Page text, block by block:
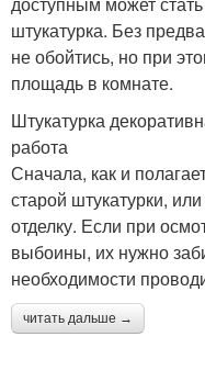
штукатурка. Без
не обойтись, но при
площадь в комнате.
Штукатурка
работа
Сначала, как и
старой штукатурки,
отделку. Если при
выбоины, их нужно
необходимости
читать дальше →